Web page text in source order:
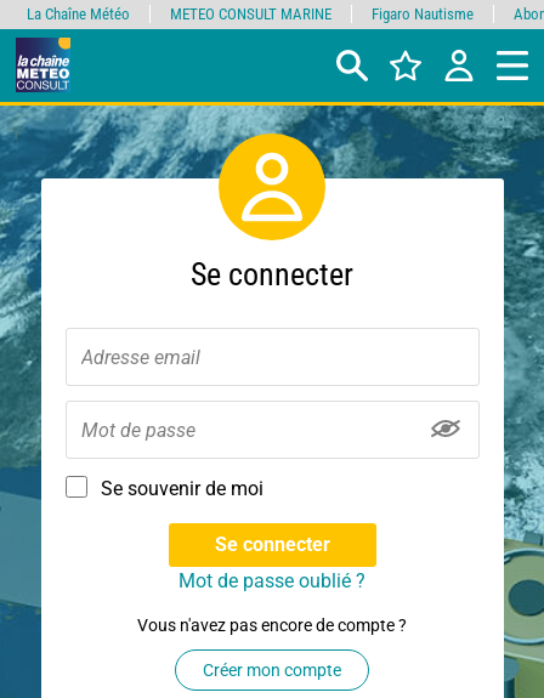
Se connecter
Se souvenir de moi
Se connecter
Mot de passe oublié ?
Vous n'avez pas encore de compte ?
Créer mon compte
La Chaîne Météo METEO CONSULT MARINE Figaro Nautisme